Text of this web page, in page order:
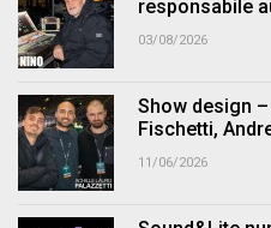
responsabile
03/08/2026
Show design
Fischetti,
11/06/2026